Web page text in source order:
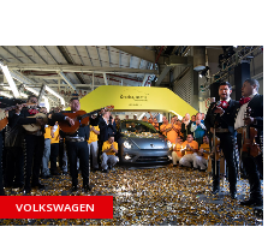
VER NOTA
VOLKSWAGEN